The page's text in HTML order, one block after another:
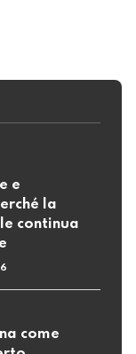
e
la
continua
come